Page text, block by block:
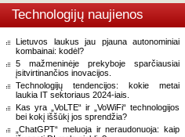
Technologijų naujienos
Lietuvos laukus jau pjauna autonominiai
kombainai: kodėl?
5 mažmeninėje prekyboje sparčiausiai
įsitvirtinančios inovacijos.
Technologijų tendencijos: kokie metai
laukia IT sektoriaus 2024-iais.
Kas yra „VoLTE“ ir „VoWiFi“ technologijos
bei kokį iššūkį jos sprendžia?
„ChatGPT“ meluoja ir neraudonuoja: kaip